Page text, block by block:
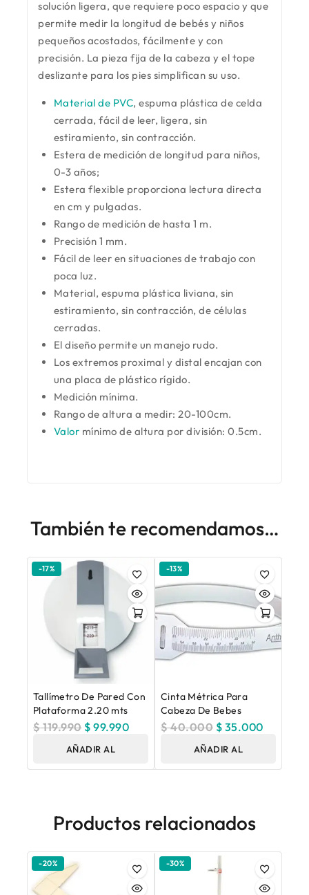
solución ligera, que requiere poco espacio y que
permite medir la longitud de bebés y niños
pequeños acostados, fácilmente y con
precisión. La pieza fija de la cabeza y el tope
deslizante para los pies simplifican su uso.
Material de PVC, espuma plástica de celda
cerrada, fácil de leer, ligera, sin
estiramiento, sin contracción.
Estera de medición de longitud para niños,
0-3 años;
Estera flexible proporciona lectura directa
en cm y pulgadas.
Rango de medición de hasta 1 m.
Precisión 1 mm.
Fácil de leer en situaciones de trabajo con
poca luz.
Material, espuma plástica liviana, sin
estiramiento, sin contracción, de células
cerradas.
El diseño permite un manejo rudo.
Los extremos proximal y distal encajan con
una placa de plástico rígido.
Medición mínima.
Rango de altura a medir: 20-100cm.
Valor mínimo de altura por división: 0.5cm.
También te recomendamos…
-17%
Tallímetro De Pared Con
Plataforma 2.20 mts
$119.990 $ 99.990
AÑADIR AL
CARRITO
-13%
Cinta Métrica Para
Cabeza De Bebes
$40.000 $ 35.000
AÑADIR AL
CARRITO
Productos relacionados
-20% -30%